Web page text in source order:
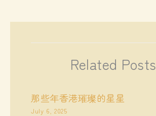
Related Posts
那些年香港璀璨的星星
July 6, 2025